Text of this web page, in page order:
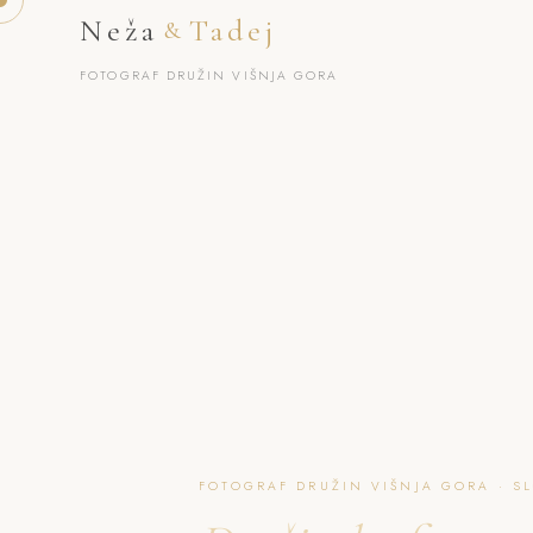
Neža & Tadej
FOTOGRAF DRUŽIN VIŠNJA GORA
FOTOGRAF DRUŽIN VIŠNJA GORA ·